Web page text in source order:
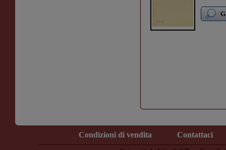
Condizioni di vendita Contattaci